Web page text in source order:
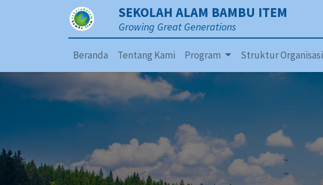
SEKOLAH ALAM BAMBU ITEM
Growing Great Generations
Beranda Tentang Kami Program Struktur Organisasi